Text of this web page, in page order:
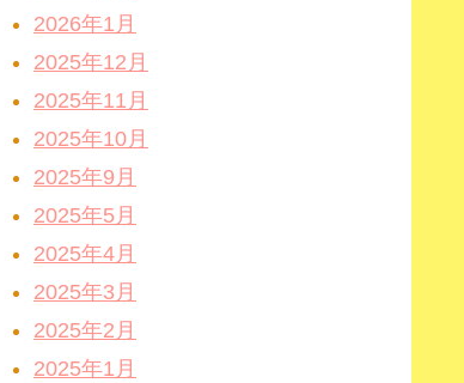
2026年1月
2025年12月
2025年11月
2025年10月
2025年9月
2025年5月
2025年4月
2025年3月
2025年2月
2025年1月